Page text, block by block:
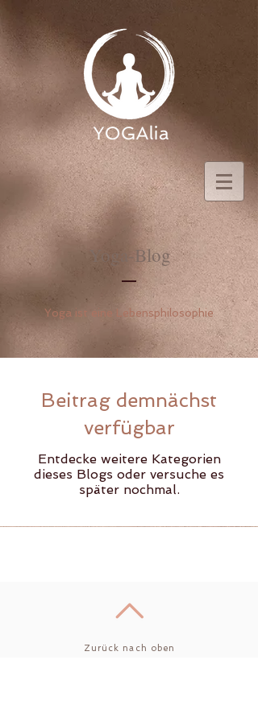
Yoga-Blog
Yoga ist eine Lebensphilosophie
Beitrag demnächst
verfügbar
Entdecke weitere Kategorien
dieses Blogs oder versuche es
später nochmal.
Zurück nach oben